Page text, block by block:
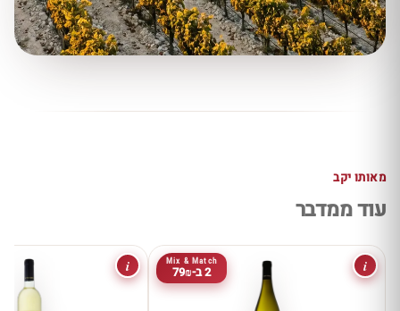
מאותו יקב
עוד ממדבר
Mix & Match
2 ב-79₪ i
i